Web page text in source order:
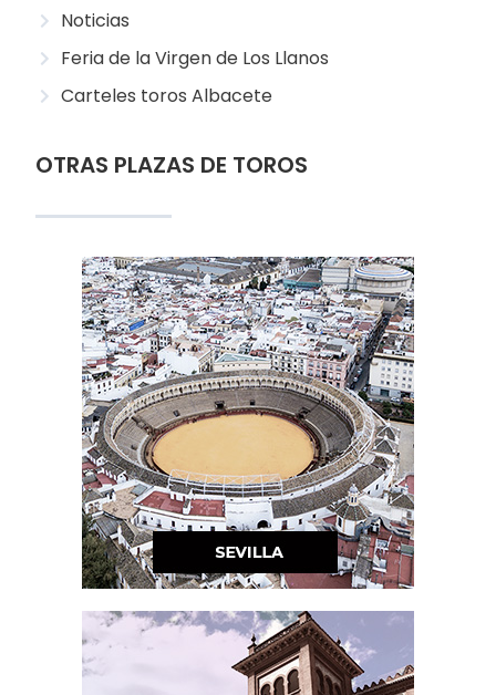
Noticias
Feria de la Virgen de Los Llanos
Carteles toros Albacete
OTRAS PLAZAS DE TOROS